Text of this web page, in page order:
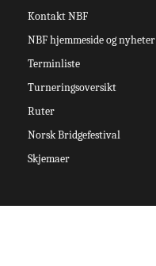
Kontakt NBF
NBF hjemmeside og nyheter
Terminliste
Turneringsoversikt
Ruter
Norsk Bridgefestival
Skjemaer